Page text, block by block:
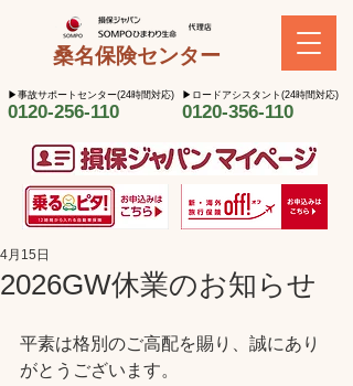
桑名保険センター
​▶︎事故サポートセンター(24時間対応)
0120-256-110
​▶︎ロードアシスタント(24時間対応)
0120-356-110
2026GW休業のお知らせ
4月15日
平素は格別のご高配を賜り、誠にあり
がとうございます。